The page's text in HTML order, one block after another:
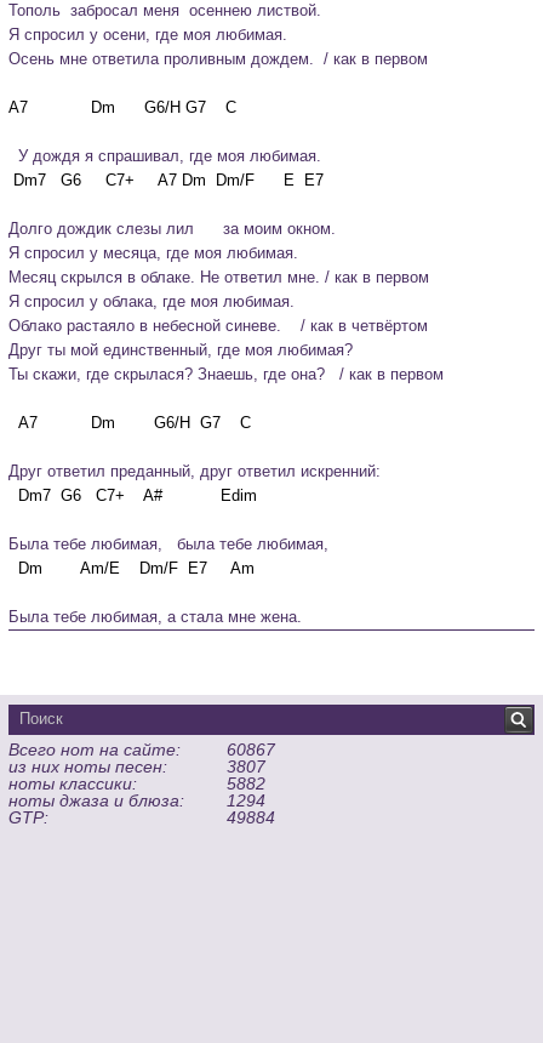
Тополь  забросал меня  осеннею листвой.
Я спросил у осени, где моя любимая.
Осень мне ответила проливным дождем.  / как в первом
  У дождя я спрашивал, где моя любимая.
Долго дождик слезы лил      за моим окном.
Я спросил у месяца, где моя любимая.
Месяц скрылся в облаке. Не ответил мне. / как в первом
Я спросил у облака, где моя любимая.
Облако растаяло в небесной синеве.    / как в четвёртом
Друг ты мой единственный, где моя любимая?
Ты скажи, где скрылася? Знаешь, где она?   / как в первом
Друг ответил преданный, друг ответил искренний:
Была тебе любимая,   была тебе любимая,
Была тебе любимая, а стала мне жена.
Всего нот на сайте:
60867
из них ноты песен:
3807
ноты классики:
5882
ноты джаза и блюза:
1294
GTP:
49884